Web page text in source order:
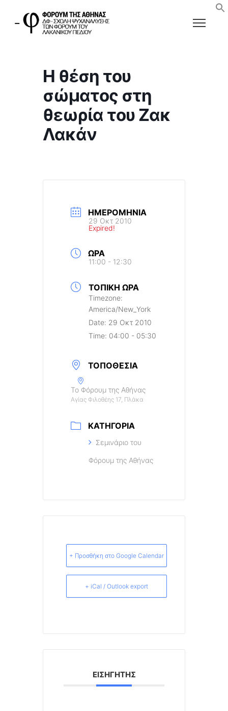
Η θέση του
σώματος στη
θεωρία του Ζακ
Λακάν
ΗΜΕΡΟΜΗΝΊΑ
29 Οκτ 2010
Expired!
ΏΡΑ
11:00 - 12:30
ΤΟΠΙΚΉ ΏΡΑ
Timezone:
America/New_York
Date: 29 Οκτ 2010
Time: 04:00 - 05:30
ΤΟΠΟΘΕΣΊΑ
Το Φόρουμ της Αθήνας
Αγίας Φιλοθέης 17, Πλάκα
ΚΑΤΗΓΟΡΊΑ
Σεμινάριο του
Φόρουμ της Αθήνας
+ Προσθήκη στο Google Calendar
+ iCal / Outlook export
ΕΙΣΗΓΗΤΉΣ